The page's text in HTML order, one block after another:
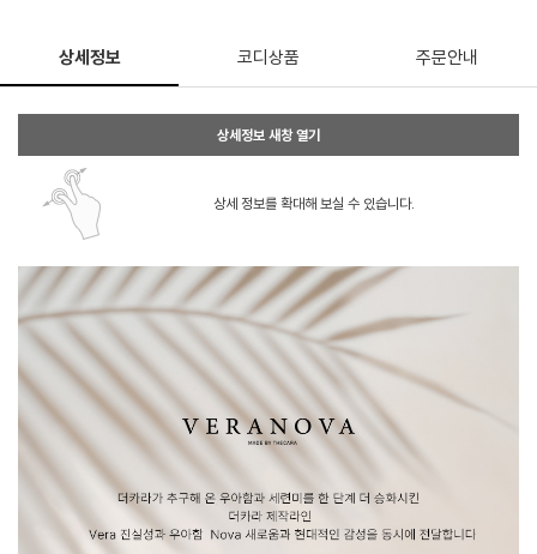
상세정보 코디상품 주문안내
상세정보 새창 열기
상세 정보를 확대해 보실 수 있습니다.